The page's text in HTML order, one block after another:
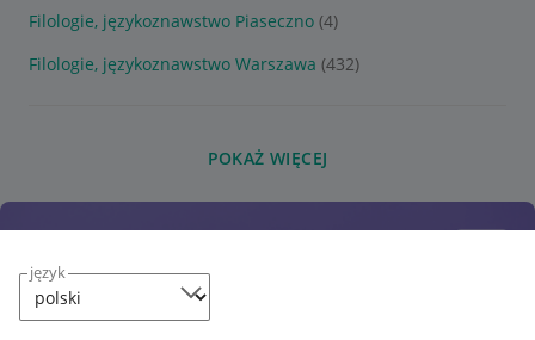
język
Filologie, językoznawstwo Piaseczno (4)
Filologie, językoznawstwo Warszawa (432)
POKAŻ WIĘCEJ